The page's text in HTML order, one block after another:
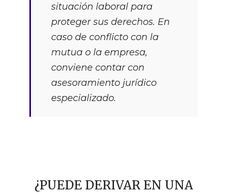
situación laboral para
proteger sus derechos. En
caso de conflicto con la
mutua o la empresa,
conviene contar con
asesoramiento jurídico
especializado.
¿PUEDE DERIVAR EN UNA